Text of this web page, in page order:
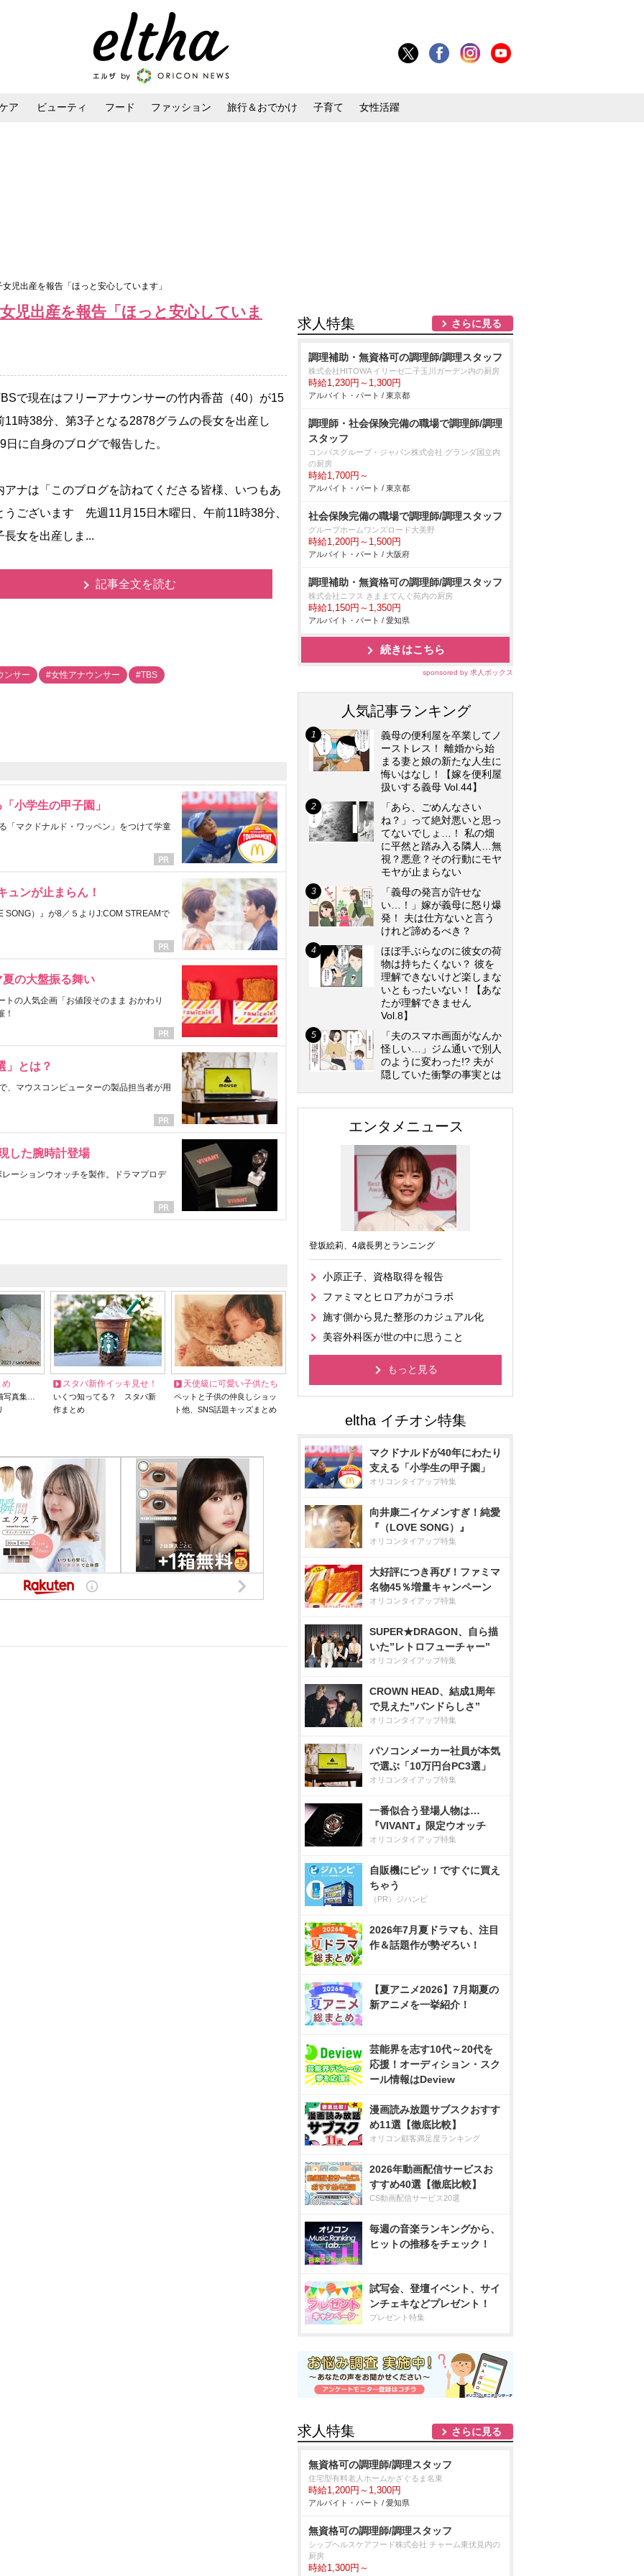
ア ビューティ フード ファッション 旅行＆おでかけ 子育て 女性活躍
児出産を報告「ほっと安心しています」
児出産を報告「ほっと安心していま
で現在はフリーアナウンサーの竹内香苗（40）が15
11時38分、第3子となる2878グラムの長女を出産し
日に自身のブログで報告した。
ナは「このブログを訪ねてくださる皆様、いつもあ
うございます 先週11月15日木曜日、午前11時38分、
長女を出産しま...
記事全文を読む
ンサー #女性アナウンサー #TBS
小学生の甲子園」
「マクドナルド・ワッペン」をつけて学童
ュンが止まらん！
SONG）』が8／５よりJ:COM STREAMで
の大盤振る舞い
の人気企画「お値段そのまま おかわり
！
」とは？
、マウスコンピューターの製品担当者が用
した腕時計登場
ーションウオッチを製作。ドラマプロデ
め
写真集…
スタバ新作イッキ見せ！
いくつ知ってる？ スタバ新
作まとめ
天使級に可愛い子供たち
ペットと子供の仲良しショッ
ト他、SNS話題キッズまとめ
求人特集 さらに見る
調理補助・無資格可の調理師/調理スタッフ
株式会社HITOWA イリーゼ二子玉川ガーデン内の厨房
時給1,230円～1,300円
アルバイト・パート / 東京都
調理師・社会保険完備の職場で調理師/調理
スタッフ
コンパスグループ・ジャパン株式会社 グランダ国立内
の厨房
時給1,700円～
アルバイト・パート / 東京都
社会保険完備の職場で調理師/調理スタッフ
グループホームワンズロード大美野
時給1,200円～1,500円
アルバイト・パート / 大阪府
調理補助・無資格可の調理師/調理スタッフ
株式会社ニフス きままてんぐ苑内の厨房
時給1,150円～1,350円
アルバイト・パート / 愛知県
続きはこちら
sponsored by 求人ボックス
人気記事ランキング
義母の便利屋を卒業してノ
ーストレス！ 離婚から始
まる妻と娘の新たな人生に
悔いはなし！【嫁を便利屋
扱いする義母 Vol.44】
「あら、ごめんなさい
ね？」って絶対悪いと思っ
てないでしょ…！ 私の畑
に平然と踏み入る隣人…無
視？悪意？その行動にモヤ
モヤが止まらない
「義母の発言が許せな
い…！」嫁が義母に怒り爆
発！ 夫は仕方ないと言う
けれど諦めるべき？
ほぼ手ぶらなのに彼女の荷
物は持ちたくない？ 彼を
理解できないけど楽しまな
いともったいない！【あな
たが理解できません
Vol.8】
「夫のスマホ画面がなんか
怪しい…」ジム通いで別人
のように変わった!? 夫が
隠していた衝撃の事実とは
エンタメニュース
登坂絵莉、4歳長男とランニング
小原正子、資格取得を報告
ファミマとヒロアカがコラボ
施す側から見た整形のカジュアル化
美容外科医が世の中に思うこと
もっと見る
マクドナルドが40年にわたり
支える「小学生の甲子園」
オリコンタイアップ特集
向井康二イケメンすぎ！純愛
『（LOVE SONG）』
オリコンタイアップ特集
大好評につき再び！ファミマ
名物45％増量キャンペーン
オリコンタイアップ特集
SUPER★DRAGON、自ら描
いた”レトロフューチャー”
オリコンタイアップ特集
CROWN HEAD、結成1周年
で見えた”バンドらしさ”
オリコンタイアップ特集
パソコンメーカー社員が本気
で選ぶ「10万円台PC3選」
オリコンタイアップ特集
一番似合う登場人物は…
『VIVANT』限定ウオッチ
オリコンタイアップ特集
自販機にピッ！ですぐに買え
ちゃう
（PR）ジハンピ
2026年7月夏ドラマも、注目
作＆話題作が勢ぞろい！
【夏アニメ2026】7月期夏の
新アニメを一挙紹介！
芸能界を志す10代～20代を
応援！オーディション・スク
ール情報はDeview
漫画読み放題サブスクおすす
め11選【徹底比較】
オリコン顧客満足度ランキング
2026年動画配信サービスお
すすめ40選【徹底比較】
CS動画配信サービス20選
毎週の音楽ランキングから、
ヒットの推移をチェック！
試写会、登壇イベント、サイ
ンチェキなどプレゼント！
プレゼント特集
求人特集 さらに見る
無資格可の調理師/調理スタッフ
住宅型有料老人ホームかざぐるま名東
時給1,200円～1,300円
アルバイト・パート / 愛知県
無資格可の調理師/調理スタッフ
シップヘルスケアフード株式会社 チャーム東伏見内の
厨房
時給1,300円～